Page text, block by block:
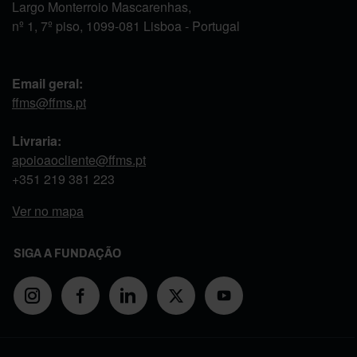
Largo Monterroio Mascarenhas,
nº 1, 7º piso, 1099-081 Lisboa - Portugal
Email geral:
ffms@ffms.pt
Livraria:
apoioaocliente@ffms.pt
+351 219 381 223
Ver no mapa
SIGA A FUNDAÇÃO